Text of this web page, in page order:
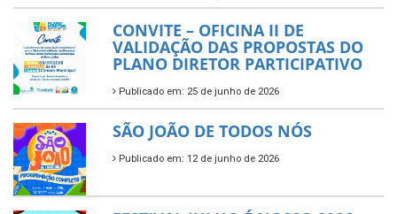
CONVITE – OFICINA II DE
VALIDAÇÃO DAS PROPOSTAS DO
PLANO DIRETOR PARTICIPATIVO
Publicado em: 25 de junho de 2026
SÃO JOÃO DE TODOS NÓS
Publicado em: 12 de junho de 2026